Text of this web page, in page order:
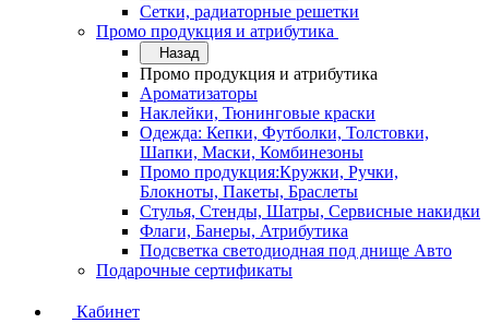
Сетки, радиаторные решетки
Промо продукция и атрибутика
Назад
Промо продукция и атрибутика
Ароматизаторы
Наклейки, Тюнинговые краски
Одежда: Кепки, Футболки, Толстовки,
Шапки, Маски, Комбинезоны
Промо продукция:Кружки, Ручки,
Блокноты, Пакеты, Браслеты
Стулья, Стенды, Шатры, Сервисные накидки
Флаги, Банеры, Атрибутика
Подсветка светодиодная под днище Авто
Подарочные сертификаты
Кабинет